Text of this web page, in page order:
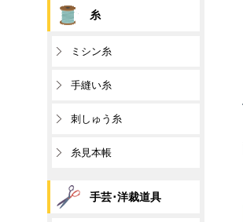
糸
ミシン糸
手縫い糸
刺しゅう糸
糸見本帳
手芸･洋裁道具